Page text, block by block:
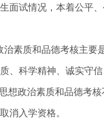
面试情况，本着公平
素质和品德考核主要
、 科学精神、诚实守信
思想政治素质和品德考
消入学资格。